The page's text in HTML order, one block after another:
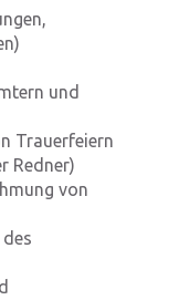
und
Trauerfeiern
Redner)
von